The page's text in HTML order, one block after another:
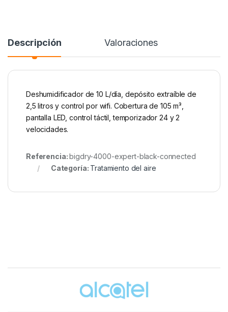
Descripción Valoraciones
Deshumidificador de 10 L/día, depósito extraíble de
2,5 litros y control por wifi. Cobertura de 105 m³,
pantalla LED, control táctil, temporizador 24 y 2
velocidades.
Referencia:bigdry-4000-expert-black-connected
Categoría: Tratamiento del aire